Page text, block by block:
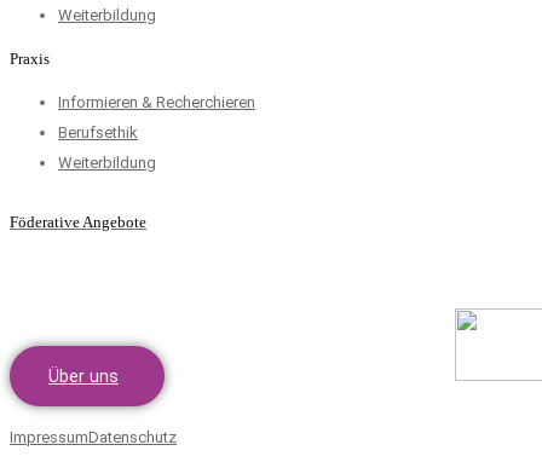
Weiterbildung
Praxis
Informieren & Recherchieren
Berufsethik
Weiterbildung
Föderative Angebote
Über uns
ImpressumDatenschutz